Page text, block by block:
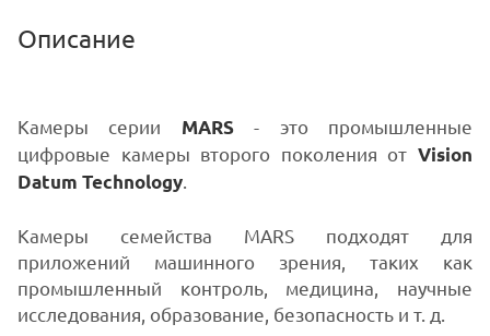
Описание
Камеры серии MARS- это промышленные
цифровые камеры второго поколения от Vision
Datum Technology
Камеры семейства MARS подходят для
приложений машинного зрения, таких как
промышленный контроль, медицина, научные
исследования, образование, безопасность и т. д.